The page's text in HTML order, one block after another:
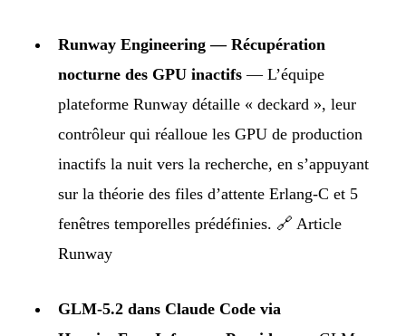
Runway Engineering — Récupération
nocturne des GPU inactifs — L’équipe
plateforme Runway détaille « deckard », leur
contrôleur qui réalloue les GPU de production
inactifs la nuit vers la recherche, en s’appuyant
sur la théorie des files d’attente Erlang-C et 5
fenêtres temporelles prédéfinies. 🔗 Article
Runway
GLM-5.2 dans Claude Code via